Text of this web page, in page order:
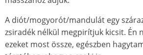
A diót/mogyorót/mandulát egy
zsiradék nélkül megpirítjuk kicsit. Én
ezeket most össze, egészben